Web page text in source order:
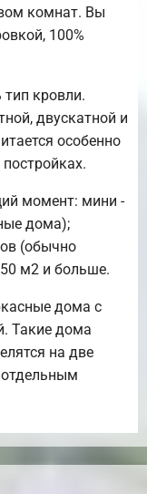
комнат. Вы
100%
кровли.
двускатной и
особенно
момент: мини -
дома);
(обычно
м2 и больше.
дома с
Такие дома
на две